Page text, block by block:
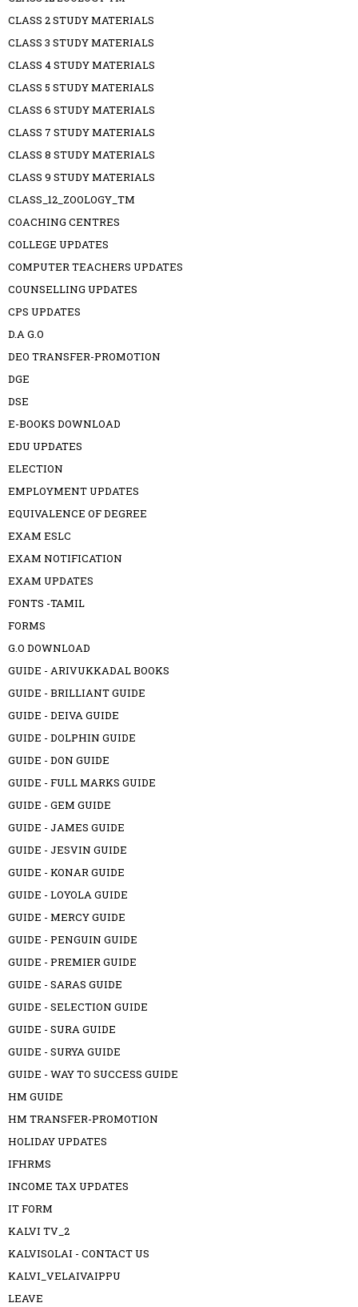
CLASS 2 STUDY MATERIALS
CLASS 3 STUDY MATERIALS
CLASS 4 STUDY MATERIALS
CLASS 5 STUDY MATERIALS
CLASS 6 STUDY MATERIALS
CLASS 7 STUDY MATERIALS
CLASS 8 STUDY MATERIALS
CLASS 9 STUDY MATERIALS
CLASS_12_ZOOLOGY_TM
COACHING CENTRES
COLLEGE UPDATES
COMPUTER TEACHERS UPDATES
COUNSELLING UPDATES
CPS UPDATES
D.A G.O
DEO TRANSFER-PROMOTION
DGE
DSE
E-BOOKS DOWNLOAD
EDU UPDATES
ELECTION
EMPLOYMENT UPDATES
EQUIVALENCE OF DEGREE
EXAM ESLC
EXAM NOTIFICATION
EXAM UPDATES
FONTS -TAMIL
FORMS
G.O DOWNLOAD
GUIDE - ARIVUKKADAL BOOKS
GUIDE - BRILLIANT GUIDE
GUIDE - DEIVA GUIDE
GUIDE - DOLPHIN GUIDE
GUIDE - DON GUIDE
GUIDE - FULL MARKS GUIDE
GUIDE - GEM GUIDE
GUIDE - JAMES GUIDE
GUIDE - JESVIN GUIDE
GUIDE - KONAR GUIDE
GUIDE - LOYOLA GUIDE
GUIDE - MERCY GUIDE
GUIDE - PENGUIN GUIDE
GUIDE - PREMIER GUIDE
GUIDE - SARAS GUIDE
GUIDE - SELECTION GUIDE
GUIDE - SURA GUIDE
GUIDE - SURYA GUIDE
GUIDE - WAY TO SUCCESS GUIDE
HM GUIDE
HM TRANSFER-PROMOTION
HOLIDAY UPDATES
IFHRMS
INCOME TAX UPDATES
IT FORM
KALVI TV_2
KALVISOLAI - CONTACT US
KALVI_VELAIVAIPPU
LEAVE